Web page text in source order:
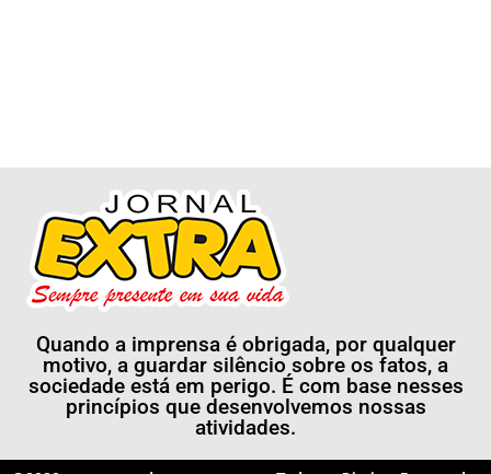
Quando a imprensa é obrigada, por qualquer
motivo, a guardar silêncio sobre os fatos, a
sociedade está em perigo. É com base nesses
princípios que desenvolvemos nossas
atividades.